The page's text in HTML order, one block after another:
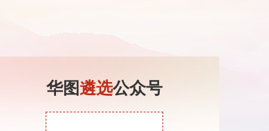
华图遴选公众号